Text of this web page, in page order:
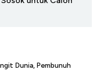
Dunia, Pembunuh